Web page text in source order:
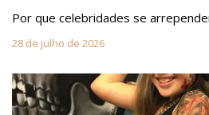
Por que celebridades se
28 de julho de 2026